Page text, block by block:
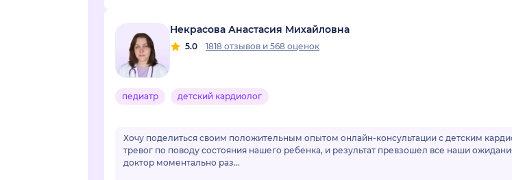
Некрасова Анастасия Михайловна
5.0 1818 отзывов и 568 оценок
педиатр детский кардиолог
Хочу поделиться своим положительным опытом онлайн-консультации с детским
тревог по поводу состояния нашего ребенка, и результат превзошел все наши
доктор моментально раз...